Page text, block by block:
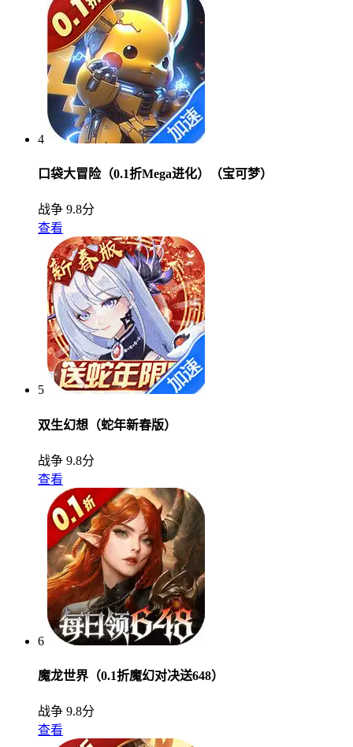
4
口袋大冒险（0.1折Mega进化）（宝可梦）
战争 9.8分
查看
5
双生幻想（蛇年新春版）
战争 9.8分
查看
6
魔龙世界（0.1折魔幻对决送648）
战争 9.8分
查看